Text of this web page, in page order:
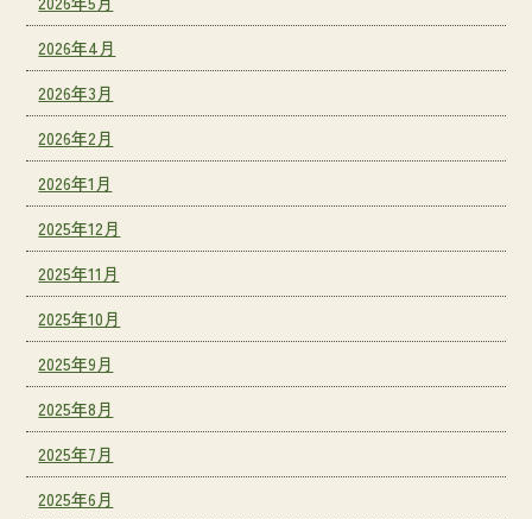
2026年4月
2026年3月
2026年2月
2026年1月
2025年12月
2025年11月
2025年10月
2025年9月
2025年8月
2025年7月
2025年6月